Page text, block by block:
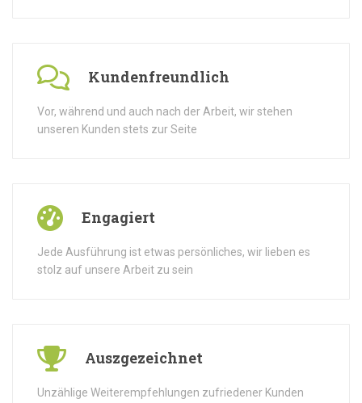
Kundenfreundlich
Vor, während und auch nach der Arbeit, wir stehen
unseren Kunden stets zur Seite
Engagiert
Jede Ausführung ist etwas persönliches, wir lieben es
stolz auf unsere Arbeit zu sein
Auszgezeichnet
Unzählige Weiterempfehlungen zufriedener Kunden